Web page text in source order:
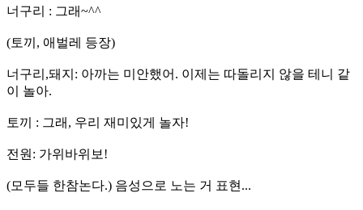
너구리 : 그래~^^
(토끼, 애벌레 등장)
너구리,돼지: 아까는 미안했어. 이제는 따돌리지 않을 테니 같
이 놀아.
토끼 : 그래, 우리 재미있게 놀자!
전원: 가위바위보!
(모두들 한참논다.) 음성으로 노는 거 표현...